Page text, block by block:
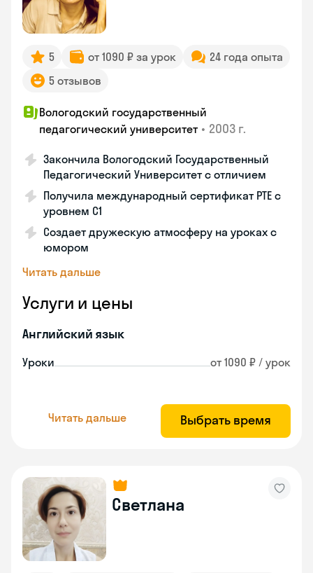
5 от 1090 ₽ за урок
24 года опыта
5 отзывов
Вологодский государственный
педагогический университет • 2003 г.
Закончила Вологодский Государственный
Педагогический Университет с отличием
Получила международный сертификат PTE с
уровнем C1
Создает дружескую атмосферу на уроках с
юмором
Читать дальше
Услуги и цены
Английский язык
Уроки от 1090 ₽ / урок
Читать дальше Выбрать время
Светлана